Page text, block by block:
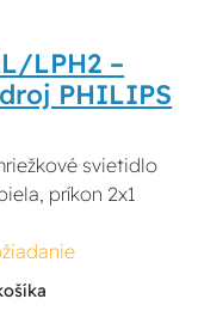
LPH2 –
PHILIPS
svietidlo
príkon 2x1